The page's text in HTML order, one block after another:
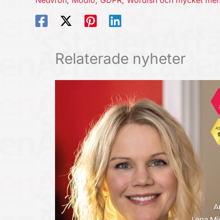
Relaterade nyheter